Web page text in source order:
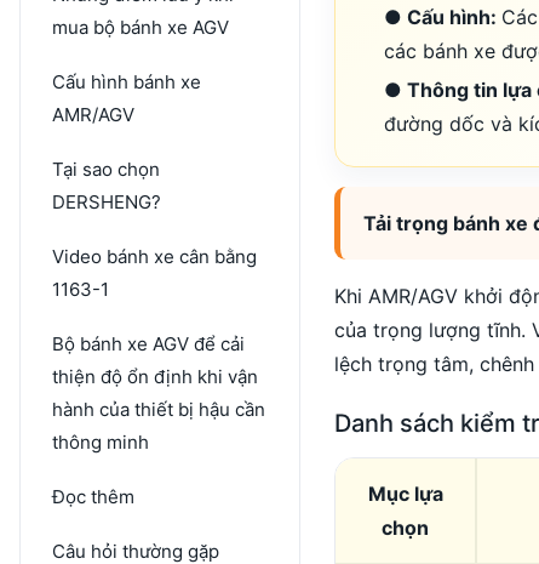
mua bộ bánh xe AGV
Cấu hình bánh xe
AMR/AGV
Tại sao chọn
DERSHENG?
Video bánh xe cân bằng
1163-1
Bộ bánh xe AGV để cải
thiện độ ổn định khi vận
hành của thiết bị hậu cần
thông minh
Đọc thêm
Câu hỏi thường gặp
● Cấu hình:
các bánh xe
● Thông tin lựa
đường dốc và
Tải trọng bánh
Khi AMR/AGV khởi
của trọng lượng tĩnh.
lệch trọng tâm,
Danh sách kiểm
Mục lựa
chọn